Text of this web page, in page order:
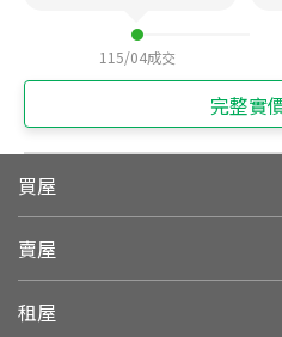
115/04成交
完整實
買屋
賣屋
租屋